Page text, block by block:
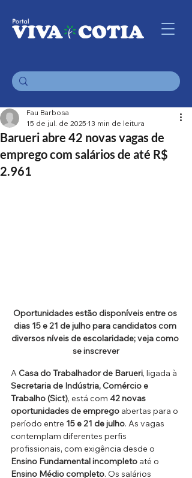
Barueri abre 42 novas vagas de
emprego com salários de até R$
2.961
Fau Barbosa
15 de jul. de 2025 13 min de leitura
Oportunidades estão disponíveis entre os
dias 15 e 21 de julho para candidatos com
diversos níveis de escolaridade; veja como
se inscrever
A Casa do Trabalhador de Barueri, ligada à
Secretaria de Indústria, Comércio e
Trabalho (Sict), está com 42 novas
oportunidades de emprego abertas para o
período entre 15 e 21 de julho. As vagas
contemplam diferentes perfis
profissionais, com exigência desde o
Ensino Fundamental incompleto até o
Ensino Médio completo. Os salários